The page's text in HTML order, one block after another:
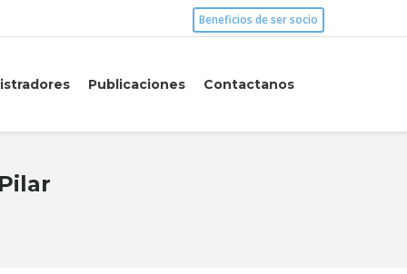
Beneficios de ser socio
Publicaciones Contactanos